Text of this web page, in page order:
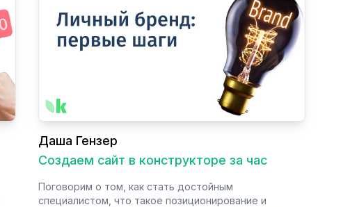
Даша Гензер
Создаем сайт в конструкторе за час
Поговорим о том, как стать достойным
специалистом, что такое позиционирование и